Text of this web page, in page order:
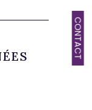
CONTACT